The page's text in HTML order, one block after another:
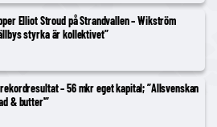
Elliot Stroud på Strandvallen – Wikström
styrka är kollektivet”
– 56 mkr eget kapital; ”Allsvenskan
& butter'”